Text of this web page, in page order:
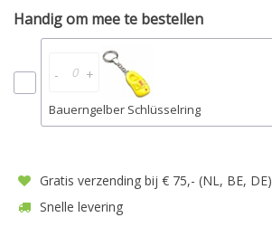
Handig om mee te bestellen
- +
Bauerngelber Schlüsselring
Gratis verzending bij € 75,- (NL, BE, DE)
Snelle levering